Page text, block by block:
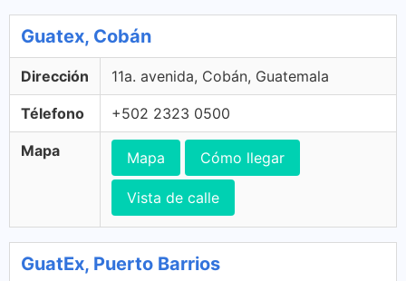
Guatex, Cobán
Dirección 11a. avenida, Cobán, Guatemala
Télefono +502 2323 0500
Mapa Mapa Cómo llegar
Vista de calle
GuatEx, Puerto Barrios